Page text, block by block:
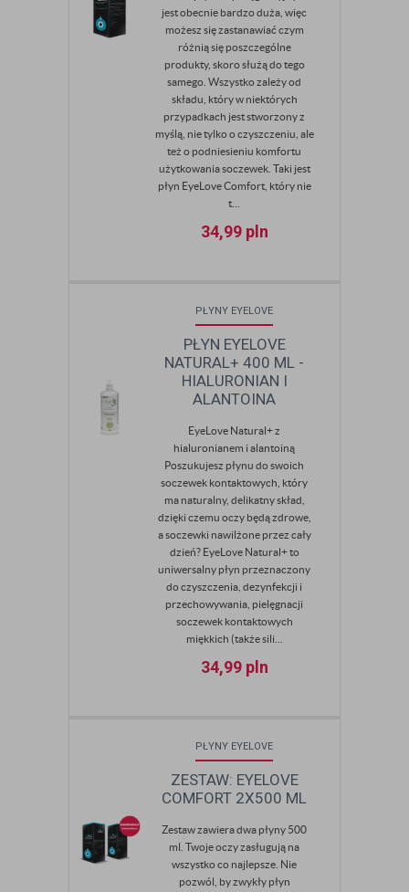
jest obecnie bardzo duża, więc
możesz się zastanawiać czym
różnią się poszczególne
produkty, skoro służą do tego
samego. Wszystko zależy od
składu, który w niektórych
przypadkach jest stworzony z
myślą, nie tylko o czyszczeniu, ale
też o podniesieniu komfortu
użytkowania soczewek. Taki jest
płyn EyeLove Comfort, który nie
t...
34,99 pln
PŁYNY EYELOVE
PŁYN EYELOVE
NATURAL+ 400 ML -
HIALURONIAN I
ALANTOINA
EyeLove Natural+ z
hialuronianem i alantoiną
Poszukujesz płynu do swoich
soczewek kontaktowych, który
ma naturalny, delikatny skład,
dzięki czemu oczy będą zdrowe,
a soczewki nawilżone przez cały
dzień? EyeLove Natural+ to
uniwersalny płyn przeznaczony
do czyszczenia, dezynfekcji i
przechowywania, pielęgnacji
soczewek kontaktowych
miękkich (także sili...
34,99 pln
PŁYNY EYELOVE
ZESTAW: EYELOVE
COMFORT 2X500 ML
Zestaw zawiera dwa płyny 500
ml. Twoje oczy zasługują na
wszystko co najlepsze. Nie
pozwól, by zwykły płyn